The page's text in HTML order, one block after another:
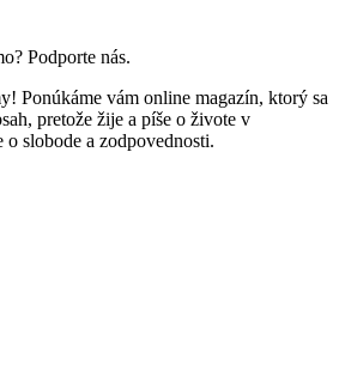
Podporte nás.
Ponúkáme vám online magazín, ktorý sa
pretože žije a píše o živote v
slobode a zodpovednosti.